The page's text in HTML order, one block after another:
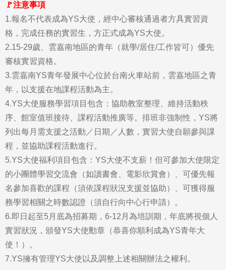
🚩注意事項
1.報名不代表成為YS大使，經中心審核通過者方具實習資
格，完成任務的實習生，方正式成為YS大使。
2.15-29歲、雲嘉南地區的青年（就學/居住/工作皆可）優先
審核實習資格。
3.雲嘉南YS青年發展中心位於台南火車站前，雲嘉地區之青
年，以支援在地課程活動為主。
4.YS大使服務學習項目包含：協助教室整理、維持活動秩
序、館室值班接待、課程活動推廣等。排班非強制性，YS將
列出每月需支援之活動／日期／人數，實習大使自願參與課
程，並協助課程活動進行。
5.YS大使福利項目包含：YS大使不支薪！但可參加大使限定
的小團體學習交流會（如讀書會、電影欣賞會）、可優先報
名參加喜歡的課程（須依課程狀況支援並協助）、可獲得服
務學習相關之時數認證（須自行向中心行申請）。
6.即日起至5月底為招募期，6-12月為培訓期，年底將視個人
實習狀況，頒發YS大使勳章（恭喜你順利成為YS青年大
使！）。
7.YS擁有管理YS大使以及調整上述相關辦法之權利。